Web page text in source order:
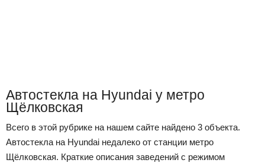
Автостекла на Hyundai у метро
Щёлковская
Всего в этой рубрике на нашем сайте найдено 3 объекта.
Автостекла на Hyundai недалеко от станции метро
Щёлковская. Краткие описания заведений с режимом